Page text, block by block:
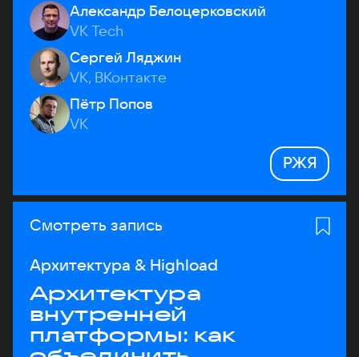
Александр Белоцерковский
VK Tech
Сергей Ляджин
VK, ВКонтакте
Пётр Попов
VK
РЖЯ
Смотреть запись
Архитектура & Highload
Архитектура
внутренней
платформы: как